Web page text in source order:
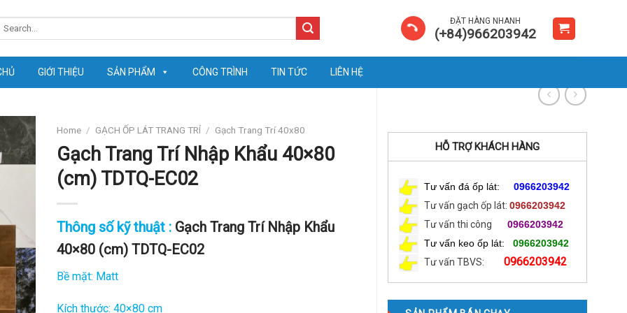
ĐẶT HÀNG NHANH
(+84)966203942
GIỚI THIỆU SẢN PHẨM CÔNG TRÌNH TIN TỨC LIÊN HỆ
HỖ TRỢ KHÁCH HÀNG
Tư vấn đá ốp lát: 0966203942
Tư vấn gạch ốp lát: 0966203942
Tư vấn thi công
0966203942
Tư vấn keo ốp lát:
0966203942
Tư vấn TBVS:
0966203942
Home / GẠCH ỐP LÁT TRANG TRÍ / Gạch Trang Trí 40x80
Gạch Trang Trí Nhập Khẩu 40×80
(cm) TDTQ-EC02
Thông số kỹ thuật : Gạch Trang Trí Nhập Khẩu
40×80 (cm) TDTQ-EC02
Bề mặt: Matt
Kích thước: 40×80 cm